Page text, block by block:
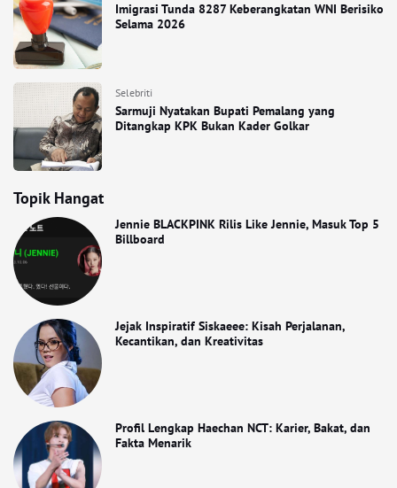
Imigrasi Tunda 8287 Keberangkatan WNI Berisiko
Selama 2026
Selebriti
Sarmuji Nyatakan Bupati Pemalang yang
Ditangkap KPK Bukan Kader Golkar
Topik Hangat
Jennie BLACKPINK Rilis Like Jennie, Masuk Top 5
Billboard
Jejak Inspiratif Siskaeee: Kisah Perjalanan,
Kecantikan, dan Kreativitas
Profil Lengkap Haechan NCT: Karier, Bakat, dan
Fakta Menarik